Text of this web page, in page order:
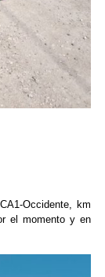
Occidente, km
el momento y en